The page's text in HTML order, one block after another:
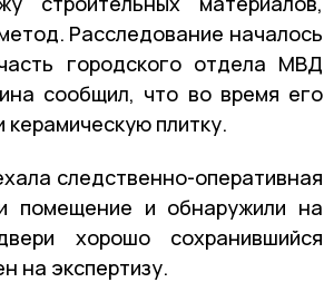
Расследование началось
городского отдела МВД
сообщил, что во время его
керамическую плитку.
следственно-оперативная
помещение и обнаружили на
хорошо сохранившийся
на экспертизу.